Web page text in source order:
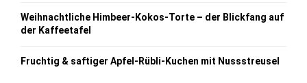
Weihnachtliche Himbeer-Kokos-Torte – der Blickfang auf
der Kaffeetafel
Fruchtig & saftiger Apfel-Rübli-Kuchen mit Nussstreusel